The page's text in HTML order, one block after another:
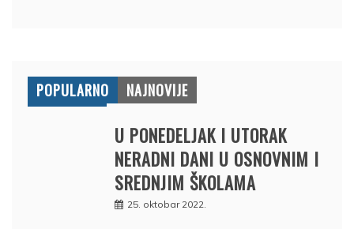
POPULARNO NAJNOVIJE
U PONEDELJAK I UTORAK
NERADNI DANI U OSNOVNIM I
SREDNJIM ŠKOLAMA
25. oktobar 2022.